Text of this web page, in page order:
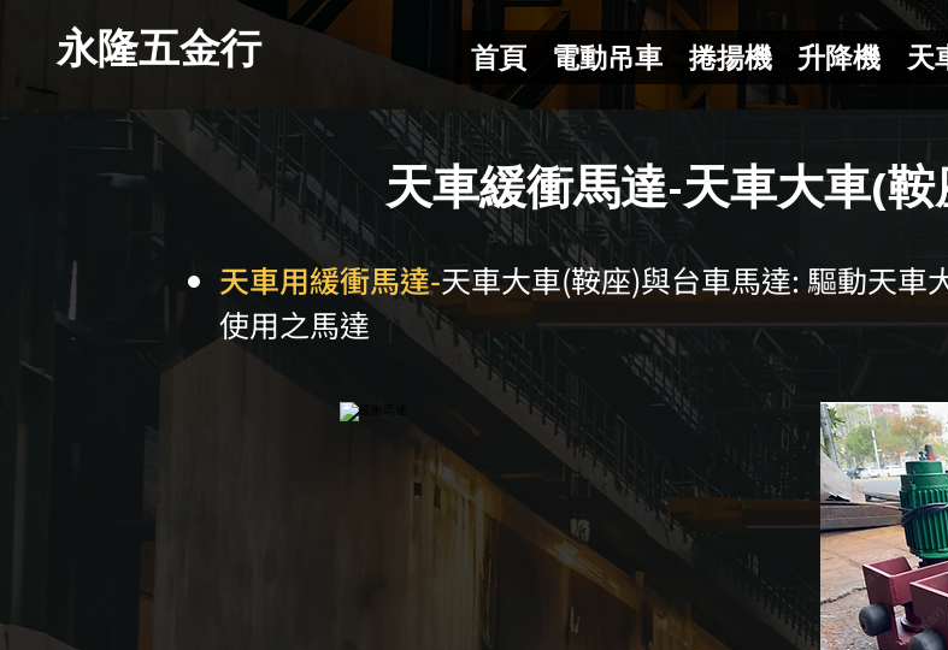
​永隆五金行 首頁 電動吊車 捲揚機 升降機 天
天車緩衝馬達-天車大車(
​天車用緩衝馬達-天車大車(鞍座)與台車馬達: 驅動天車
使用之馬達